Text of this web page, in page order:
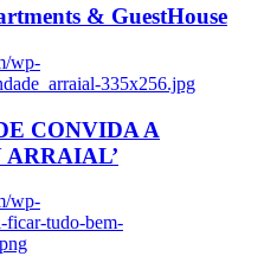
& GuestHouse
wp-
335x256.jpg
CONVIDA A
ARRAIAL’
wp-
ficar-tudo-bem-